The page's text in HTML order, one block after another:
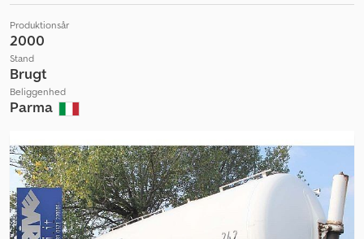
Produktionsår
2000
Stand
Brugt
Beliggenhed
Parma